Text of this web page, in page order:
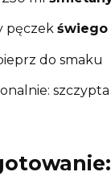
pęczek świego
do smaku